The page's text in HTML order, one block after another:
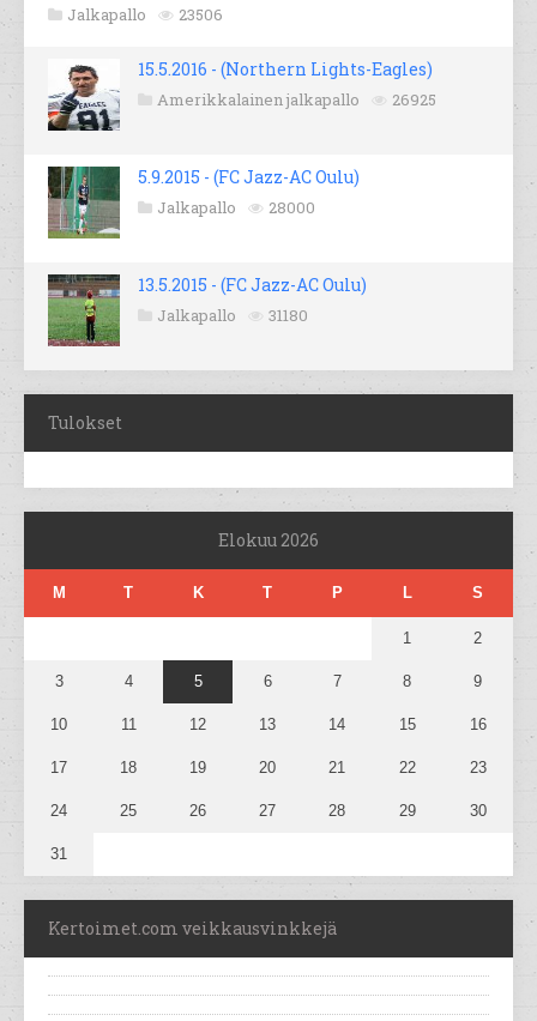
Jalkapallo 23506
15.5.2016 - (Northern Lights-Eagles)
Amerikkalainen jalkapallo 26925
5.9.2015 - (FC Jazz-AC Oulu)
Jalkapallo 28000
13.5.2015 - (FC Jazz-AC Oulu)
Jalkapallo 31180
Tulokset
Elokuu 2026
M T K T P L S
1 2
3 4 5 6 7 8 9
10 11 12 13 14 15 16
17 18 19 20 21 22 23
24 25 26 27 28 29 30
31
Kertoimet.com veikkausvinkkejä